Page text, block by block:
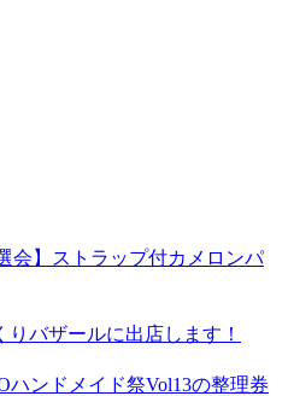
会】ストラップ付カメロンパ
バザールに出店します！
ハンドメイド祭Vol13の整理券